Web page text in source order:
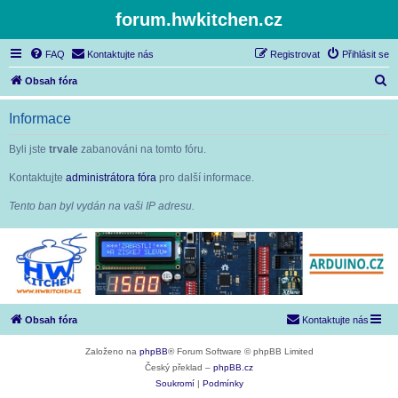
forum.hwkitchen.cz
FAQ Kontaktujte nás Přihlásit se
Registrovat
Obsah fóra
l
Informace
Byli jste trvale zabanováni na tomto fóru.
Kontaktujte administrátora fóra pro další informace.
Tento ban byl vydán na vaši IP adresu.
Obsah fóra Kontaktujte nás
Založeno na phpBB® Forum Software © phpBB Limited
Český překlad – phpBB.cz
Soukromí
Podmínky